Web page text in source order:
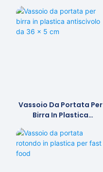
Vassoio Da Portata Per
Birra In Plastica